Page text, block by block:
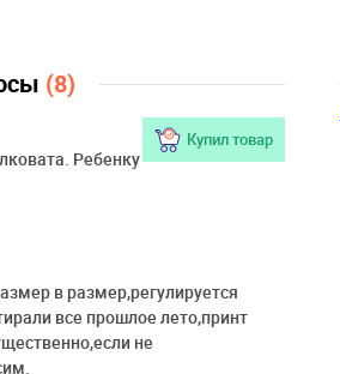
(8)
Купил товар
Ребенку
в размер,регулируется
все прошлое лето,принт
не